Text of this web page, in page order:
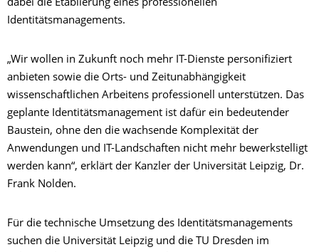
dabei die Etablierung eines professionellen
Identitätsmanagements.
„Wir wollen in Zukunft noch mehr IT-Dienste personifiziert
anbieten sowie die Orts- und Zeitunabhängigkeit
wissenschaftlichen Arbeitens professionell unterstützen. Das
geplante Identitätsmanagement ist dafür ein bedeutender
Baustein, ohne den die wachsende Komplexität der
Anwendungen und IT-Landschaften nicht mehr bewerkstelligt
werden kann“, erklärt der Kanzler der Universität Leipzig, Dr.
Frank Nolden.
Für die technische Umsetzung des Identitätsmanagements
suchen die Universität Leipzig und die TU Dresden im